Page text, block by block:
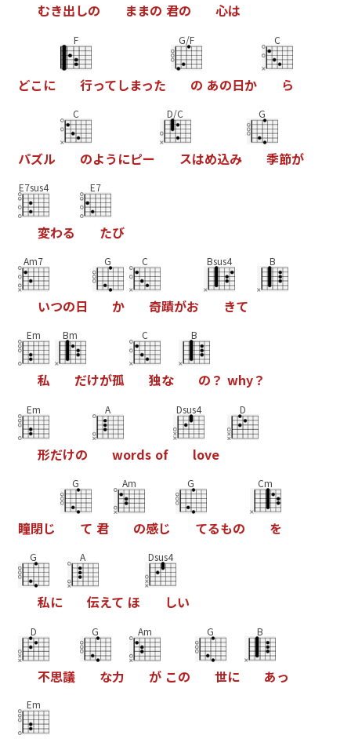
むき出しの ままの 君の 心は
どこ に
F
行ってしまった
G/F
の あの日か
C
ら
パズル
C
のよう にピー
D/C
スはめ込み
G
季節が
E7sus4
変わる
E7
たび
Am7
いつの日
G
か
C
奇蹟がお
Bsus4
きて
B
Em
私
Bm
だけが孤
C
独な
B
の ？ why？
Em
形だけの
A
words of
Dsus4
love
D
瞳閉じ
G
て 君
Am
の感じ
G
てるもの
Cm
を
G
私に
A
伝えて ほ
Dsus4
しい
D
不思議
G
な力
Am
が この
G
世に
B
あっ
Em